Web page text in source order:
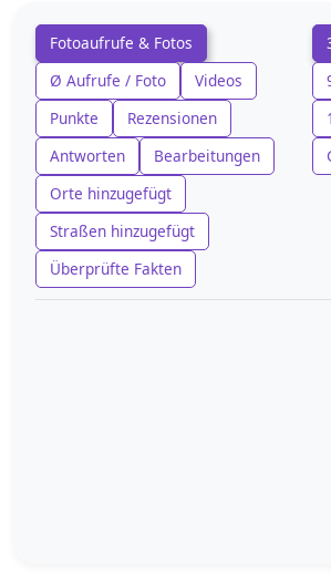
Fotoaufrufe & Fotos
Ø Aufrufe / Foto
Videos
Punkte
Rezensionen
Antworten
Bearbeitungen
Orte hinzugefügt
Straßen hinzugefügt
Überprüfte Fakten